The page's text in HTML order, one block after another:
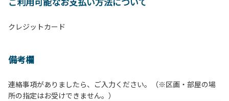
クレジットカード
備考欄
連絡事項がありましたら、ご入力ください。（※区画・部屋の場
所の指定はお受けできません。）